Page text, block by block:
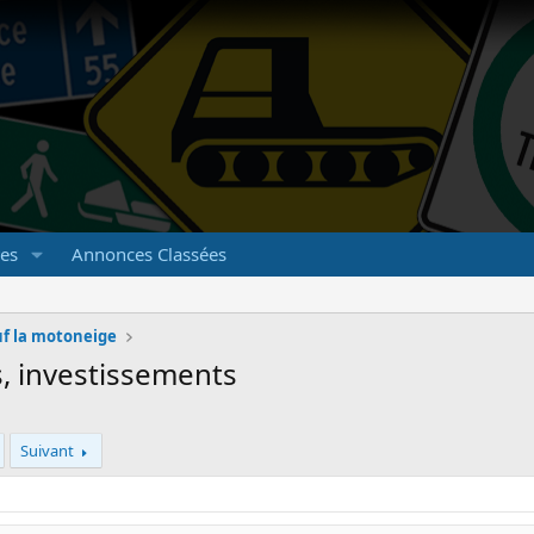
Annonces Classées
la motoneige
investissements
Suivant